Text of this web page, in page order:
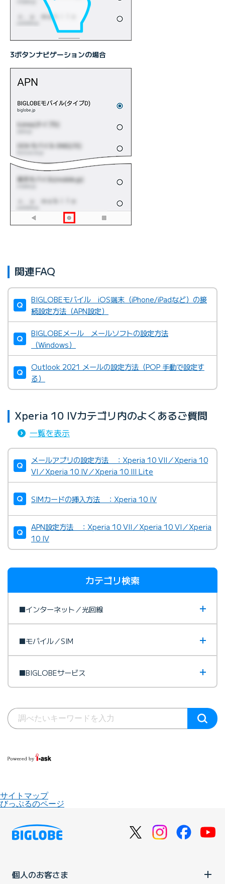
3ボタンナビゲーションの場合
関連FAQ
BIGLOBEモバイル iOS端末（iPhone/iPadなど）の接
続設定方法（APN設定）
BIGLOBEメール メールソフトの設定方法
（Windows）
Outlook 2021 メールの設定方法（POP 手動で設定す
る）
Xperia 10 IVカテゴリ内のよくあるご質問
一覧を表示
メールアプリの設定方法 ：Xperia 10 VII／Xperia 10
VI／Xperia 10 IV／Xperia 10 III Lite
SIMカードの挿入方法 ：Xperia 10 IV
APN設定方法 ：Xperia 10 VII／Xperia 10 VI／Xperia
10 IV
カテゴリ検索
■インターネット／光回線
■モバイル／SIM
■BIGLOBEサービス
サイトマップ
びっぷるのページ
個人のお客さま